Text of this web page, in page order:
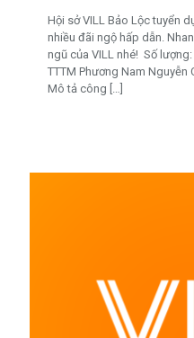
Hội sở VILL Bảo Lộc tuyển
nhiều đãi ngộ hấp dẫn.
ngũ của VILL nhé! Số
TTTM Phương Nam Nguyễn
Mô tả công